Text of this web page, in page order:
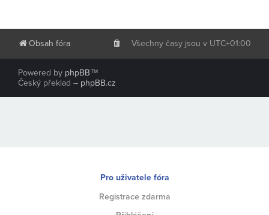
Obsah fóra Všechny časy jsou v UTC+01:00
Powered by phpBB™
Český překlad – phpBB.cz
Pro uživatele fóra
Registrace zdarma